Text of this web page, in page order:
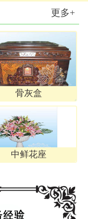
更多+
骨灰盒
中鲜花座